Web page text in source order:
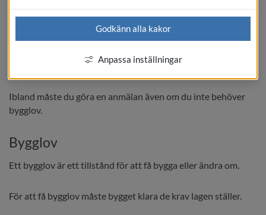
uppdaterar snart sidan med rätt information.
samhällsbyggnadsnämnden.
Ibland måste du göra en anmälan även om du inte behöver
bygglov.
Bygglov
Ett bygglov är ett tillstånd för att få bygga eller ändra om.
För att få bygglov måste bygget klara de krav lagen ställer.
Godkänn alla kakor
Anpassa inställningar